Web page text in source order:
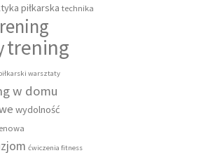
piłkarska technika
trening
warsztaty
w domu
wydolność
ćwiczenia fitness